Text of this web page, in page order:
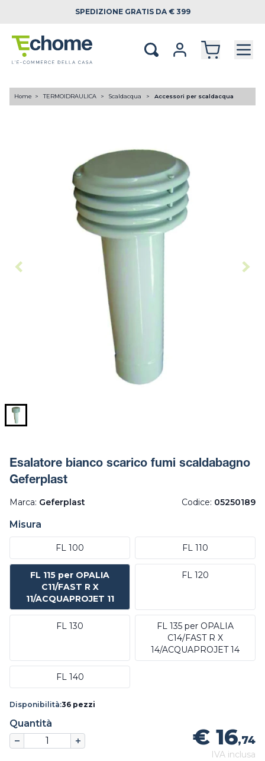
SPEDIZIONE GRATIS DA € 399
Home TERMOIDRAULICA Scaldacqua Accessori per scaldacqua
Esalatore bianco scarico fumi scaldabagno
Geferplast
Marca: Geferplast Codice: 05250189
Misura
FL 100 FL 110
FL 115 per OPALIA
C11/FAST R X
11/ACQUAPROJET 11
FL 120
FL 130
FL 135 per OPALIA
C14/FAST R X
14/ACQUAPROJET 14
FL 140
Disponibilità:36 pezzi
Quantità
€ 16,74
IVA inclusa